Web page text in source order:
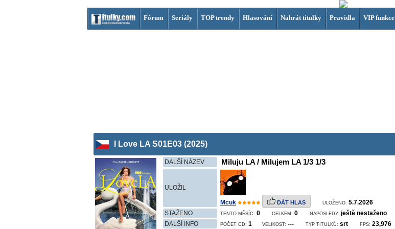
Fórum Seriály TOP trendy Hlasování Nahrát titulky Pravidla VIP funkce
I Love LA S01E03 (2025)
DALŠÍ NÁZEV Miluju LA / Milujem LA 1/3 1/3
ULOŽIL
Mcuk DÁT HLAS ULOŽENO: 5.7.2026
STAŽENO
TENTO MĚSÍC: 0 CELKEM: 0 NAPOSLEDY: ještě nestaženo
DALŠÍ INFO
POČET CD: 1 VELIKOST: --- TYP TITULKŮ: srt FPS: 23,976